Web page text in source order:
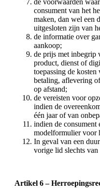
de voorwaarden
consument van het
maken, dan wel een
uitgesloten zijn van
de informatie over
aankoop;
de prijs met inbegrip
product, dienst of
toepassing de
betaling, aflevering
op afstand;
de vereisten voor
indien de
één jaar of van
indien de consument
modelformulier voor
In geval van een
vorige lid slechts van
Artikel 6 –